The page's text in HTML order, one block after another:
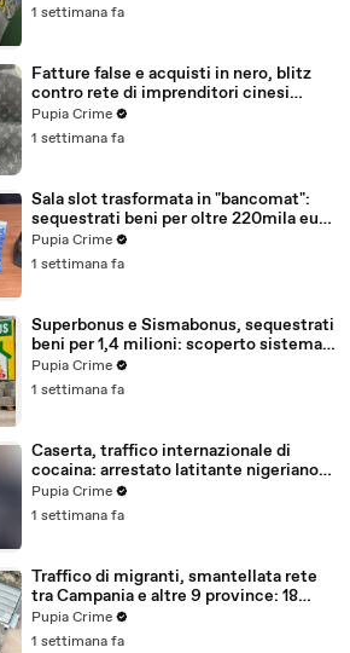
1 settimana fa
Fatture false e acquisti in nero, blitz
contro rete di imprenditori cinesi
sequestri per 8,5 milioni (29.07.26)
Pupia Crime
1 settimana fa
Sala slot trasformata in "bancomat":
sequestrati beni per oltre 220mila euro
a due coniugi (29.07.26)
Pupia Crime
1 settimana fa
Superbonus e Sismabonus, sequestrati
beni per 1,4 milioni: scoperto sistema
con false abitazioni (29.07.26)
Pupia Crime
1 settimana fa
Caserta, traffico internazionale di
cocaina: arrestato latitante nigeriano
ricercato dal 2019 (28.07.26)
Pupia Crime
1 settimana fa
Traffico di migranti, smantellata rete
tra Campania e altre 9 province: 18
arresti (27.07.26)
Pupia Crime
1 settimana fa